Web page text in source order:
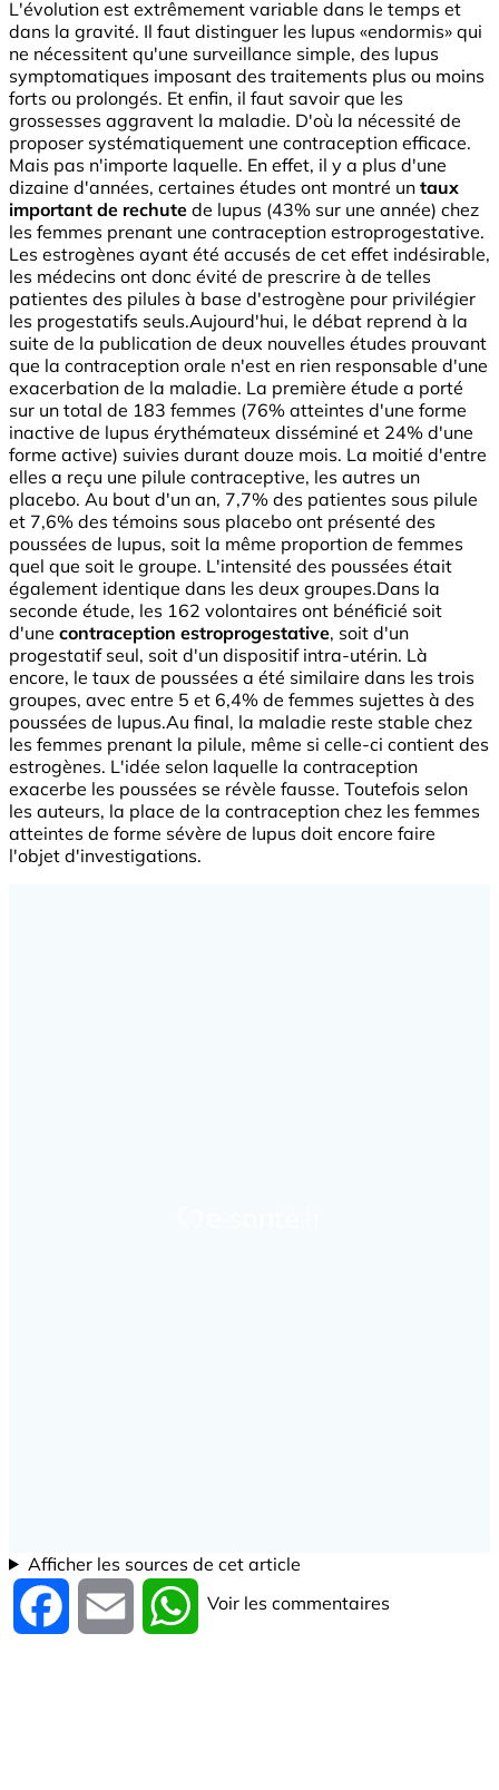
L'évolution est extrêmement variable dans le temps et
dans la gravité. Il faut distinguer les lupus «endormis» qui
ne nécessitent qu'une surveillance simple, des lupus
symptomatiques imposant des traitements plus ou moins
forts ou prolongés. Et enfin, il faut savoir que les
grossesses aggravent la maladie. D'où la nécessité de
proposer systématiquement une contraception efficace.
Mais pas n'importe laquelle. En effet, il y a plus d'une
dizaine d'années, certaines études ont montré un taux
important de rechute de lupus (43% sur une année) chez
les femmes prenant une contraception estroprogestative.
Les estrogènes ayant été accusés de cet effet indésirable,
les médecins ont donc évité de prescrire à de telles
patientes des pilules à base d'estrogène pour privilégier
les progestatifs seuls.Aujourd'hui, le débat reprend à la
suite de la publication de deux nouvelles études prouvant
que la contraception orale n'est en rien responsable d'une
exacerbation de la maladie. La première étude a porté
sur un total de 183 femmes (76% atteintes d'une forme
inactive de lupus érythémateux disséminé et 24% d'une
forme active) suivies durant douze mois. La moitié d'entre
elles a reçu une pilule contraceptive, les autres un
placebo. Au bout d'un an, 7,7% des patientes sous pilule
et 7,6% des témoins sous placebo ont présenté des
poussées de lupus, soit la même proportion de femmes
quel que soit le groupe. L'intensité des poussées était
également identique dans les deux groupes.Dans la
seconde étude, les 162 volontaires ont bénéficié soit
d'une contraception estroprogestative, soit d'un
progestatif seul, soit d'un dispositif intra-utérin. Là
encore, le taux de poussées a été similaire dans les trois
groupes, avec entre 5 et 6,4% de femmes sujettes à des
poussées de lupus.Au final, la maladie reste stable chez
les femmes prenant la pilule, même si celle-ci contient des
estrogènes. L'idée selon laquelle la contraception
exacerbe les poussées se révèle fausse. Toutefois selon
les auteurs, la place de la contraception chez les femmes
atteintes de forme sévère de lupus doit encore faire
l'objet d'investigations.
Afficher les sources de cet article
Facebook Email WhatsApp
Voir les commentaires